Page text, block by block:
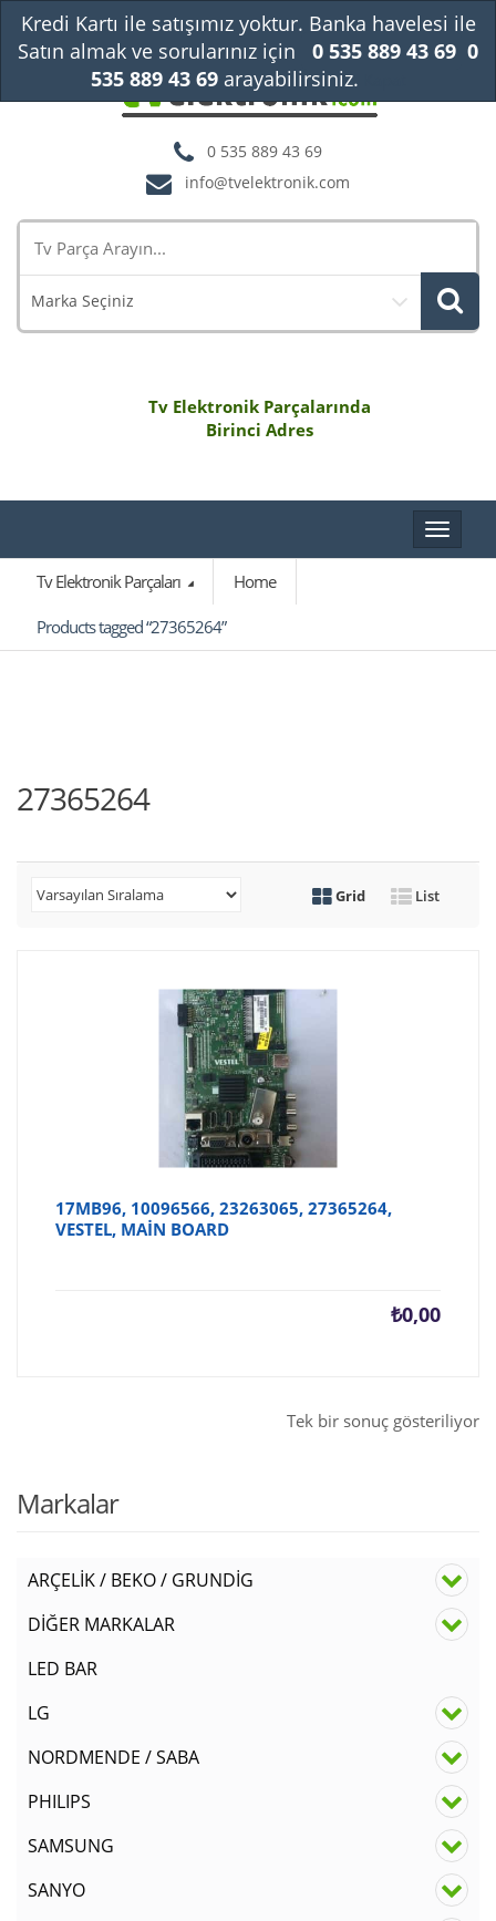
0 535 889 43 69
info@tvelektronik.com
Marka Seçiniz
Tv Elektronik Parçalarında
Birinci Adres
Toggle
Tv Elektronik Parçaları
Home
Products tagged “27365264”
27365264
Grid List
17MB96, 10096566, 23263065, 27365264,
VESTEL, MAİN BOARD
₺0,00
Tek bir sonuç gösteriliyor
Markalar
ARÇELİK / BEKO / GRUNDİG
DİĞER MARKALAR
LED BAR
LG
NORDMENDE / SABA
PHILIPS
SAMSUNG
SANYO
Kredi Kartı ile satışımız yoktur. Banka havelesi ile
Satın almak ve sorularınız için
0 535 889 43 69 0
535 889 43 69arayabilirsiniz.